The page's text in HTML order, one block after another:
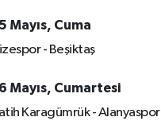
Mayıs, Cuma
- Beşiktaş
Mayıs, Cumartesi
Karagümrük - Alanyaspor